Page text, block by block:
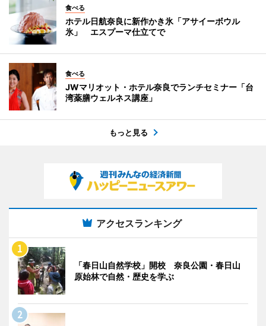
食べる
ホテル日航奈良に新作かき氷「アサイーボウル
氷」 エスプーマ仕立てで
食べる
JWマリオット・ホテル奈良でランチセミナー「台
湾薬膳ウェルネス講座」
もっと見る
アクセスランキング
「春日山自然学校」開校 奈良公園・春日山
原始林で自然・歴史を学ぶ